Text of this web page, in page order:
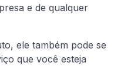
e de qualquer
ele também pode se
que você esteja